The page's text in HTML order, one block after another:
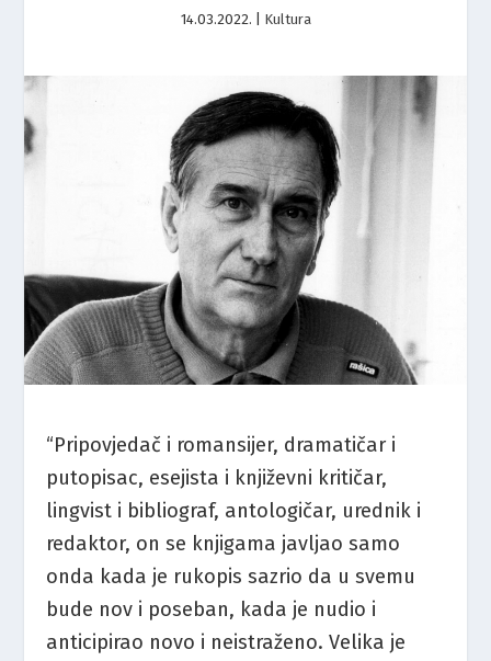
14.03.2022. Kultura
“Pripovjedač i romansijer, dramatičar i
putopisac, esejista i književni kritičar,
lingvist i bibliograf, antologičar, urednik i
redaktor, on se knjigama javljao samo
onda kada je rukopis sazrio da u svemu
bude nov i poseban, kada je nudio i
anticipirao novo i neistraženo. Velika je